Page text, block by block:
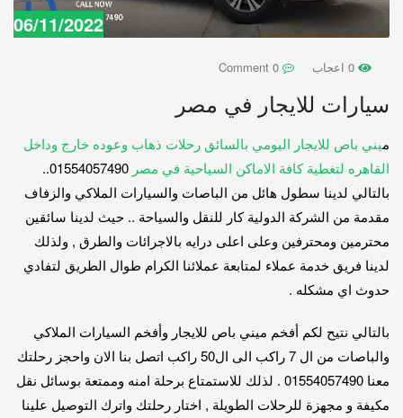
06/11/2022
سيارات للايجار في مصر
ميني باص للايجار اليومي بالسائق رحلات ذهاب وعوده خارج وداخل
القاهره لتغطية كافة الاماكن السياحية في مصر
01554057490..
بالتالي لدينا سطول هائل من الباصات والسيارات الملاكي والزفاف
مقدمة من الشركة الدولية كار للنقل والسياحة .. حيث لدينا سائقين
محترمين ومحترفين وعلى اعلى درايه بالاجرائات والطرق , ولذلك
لدينا فريق خدمة عملاء لمتابعة عملائنا الكرام طوال الطريق لتفادي
حدوث اي مشكله .
بالتالي نتيح لكم أفخم ميني باص للايجار وأفخم السيارات الملاكي
والباصات من ال 7 راكب الى ال50 راكب اتصل بنا الان واحجز رحلتك
معنا 01554057490 . لذلك للاستمتاع برحلة امنه وممتعة بوسائل نقل
مكيفة و مجهزة للرحلات الطويلة , اختار رحلتك واترك التوصيل علينا